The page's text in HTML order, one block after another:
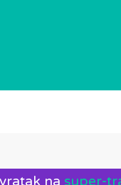
na super-